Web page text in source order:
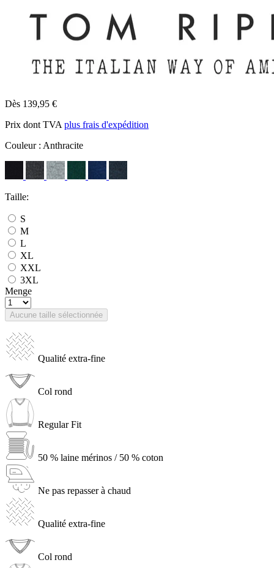
Dès 139,95 €
Prix dont TVA plus frais d'expédition
Couleur : Anthracite
Taille:
S
M
L
XL
XXL
3XL
Menge
Aucune taille sélectionnée
Qualité extra-fine
Col rond
Regular Fit
50 % laine mérinos / 50 % coton
Ne pas repasser à chaud
Qualité extra-fine
Col rond